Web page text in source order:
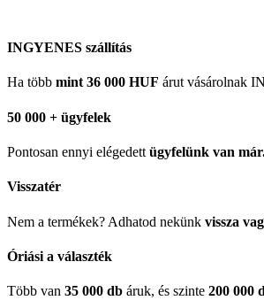
INGYENES szállítás
Ha több mint 36 000 HUF árut vásárolnak
50 000 + ügyfelek
Pontosan ennyi elégedett ügyfelünk van
Visszatér
Nem a termékek? Adhatod nekünk vissza
Óriási a választék
Több van 35 000 db áruk, és szinte 200 000